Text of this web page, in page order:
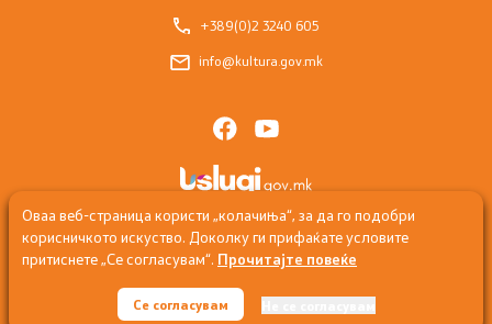
+389(0)2 3240 605
info@kultura.gov.mk
© 2026 Министерство за култура и туризам
Сите права задржани
Оваа веб-страница користи „колачиња“, за да го подобри
корисничкото искуство. Доколку ги прифаќате условите
притиснете „Се согласувам“. Прочитајте повеќе
Се согласувам